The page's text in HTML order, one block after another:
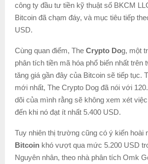
công ty đầu tư tiền kỹ thuật số BKCM
Bitcoin đã chạm đáy, và mục tiêu tiếp
USD.
Cùng quan điểm, The Crypto Dog, một
phân tích tiền mã hóa phổ biến nhất trên
tăng giá gần đây của Bitcoin sẽ tiếp tục.
mới nhất, The Crypto Dog đã nói với
dõi của mình rằng sẽ không xem xét
đến khi nó đạt ít nhất 5.400 USD.
Tuy nhiên thị trường cũng có ý kiến hoài
Bitcoin khó vượt qua mức 5.200 USD
Nguyên nhân, theo nhà phân tích Omk